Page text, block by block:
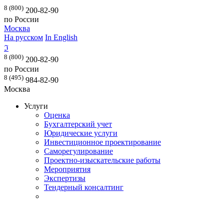
8 (800) 200-82-90
по России
Москва
На русском In English
ℑ
8 (800) 200-82-90
по России
8 (495) 984-82-90
Москва
Услуги
Оценка
Бухгалтерский учет
Юридические услуги
Инвестиционное проектирование
Саморегулирование
Проектно-изыскательские работы
Мероприятия
Экспертизы
Тендерный консалтинг